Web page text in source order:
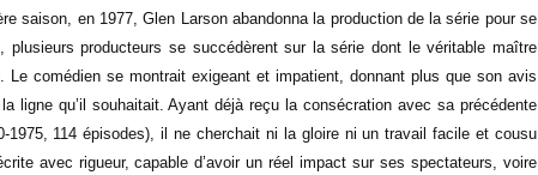
saison, en 1977, Glen Larson abandonna la production de la série pour se
plusieurs producteurs se succédèrent sur la série dont le véritable maître
Le comédien se montrait exigeant et impatient, donnant plus que son avis
ligne qu’il souhaitait. Ayant déjà reçu la consécration avec sa précédente
1975, 114 épisodes), il ne cherchait ni la gloire ni un travail facile et cousu
avec rigueur, capable d’avoir un réel impact sur ses spectateurs, voire